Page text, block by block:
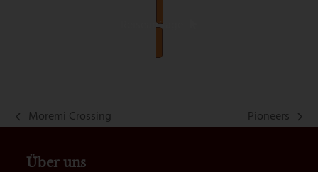
Reiseanfrage
vorheriger
Moremi Crossing
Nächster
Pioneers
Über uns